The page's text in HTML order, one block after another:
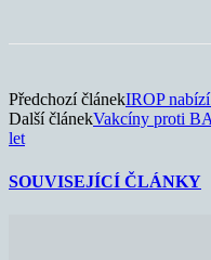
Předchozí článekIROP
Další článekVakcíny proti
let
SOUVISEJÍCÍ ČLÁNKY